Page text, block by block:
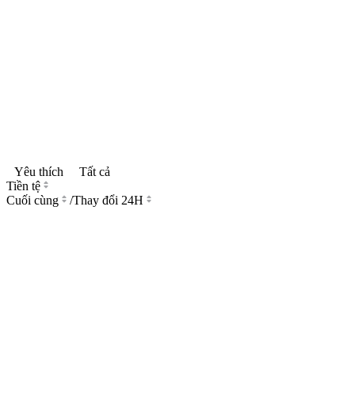
Yêu thích
Tất cả
Tiền tệ
Cuối cùng
/Thay đổi 24H